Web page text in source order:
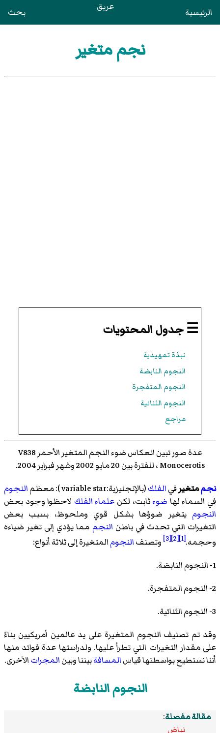
الرئيسية عريق بحث
نجم متغير
☰ جدول المحتويات
نبذة تمهيدية
النجوم النابضة
النجوم المتفجرة
النجوم الثنائية
مراجع
عدة صور تبين انعكاس ضوء النجم المتغير الأحمر V838
Monocerotis ، للفترة بين 20 مايو 2002 وشهر فبراير 2004.
نجممتغيرفيالفلك(بالإنجليزية:variable star ): معظم
النجوم
في السماء لها ضوءثابت، لكن علماء الفلك لاحظوا وجود بعض
النجوم يتغير ضوؤها بشكل قوي وملحوظ، بسبب بعض
التغيرات التي تحدث في باطن النجم مما يؤدي إلى تغير ضياءه
وحجمه.[1]
[2]
[3] وتصنفالنجومالمتغيرة إلى ثلاثة أنواع:
1- النجوم النابضة.
2- النجوم المتفجرة.
3- النجوم الثنائية.
وقد تم تصنيف النجوم المتغيرة على يد عالمين أمريكيين بناءً
على مقدار التغيرات التي تطرأ عليها. ولدراستها عدة فوائد منها
أننا نستطيع بواسطتها قياسالمسافةبيننا وبينالمجراتالأخرى.
النجوم النابضة
مقالة مفصلة:
نباض